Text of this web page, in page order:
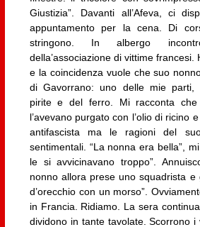
Giustizia”. Davanti all’Afeva, ci
appuntamento per la cena. Di
stringono. In albergo
della’associazione di vittime francesi.
e la coincidenza vuole che suo
di Gavorrano: uno delle mie parti,
pirite e del ferro. Mi racconta
l’avevano purgato con l’olio di ricino
antifascista ma le ragioni del
sentimentali. “La nonna era bella”,
le si avvicinavano troppo”.
nonno allora prese uno squadrista e
d’orecchio con un morso”.
in Francia. Ridiamo. La sera
dividono in tante tavolate. Scorrono i